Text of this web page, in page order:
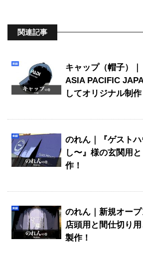
関連記事
キャップ（帽子）
ASIA PACIFIC
してオリジナル制作
のれん｜『ゲスト
し〜』様の玄関用
作！
のれん｜新規オー
店頭用と間仕切り
製作！